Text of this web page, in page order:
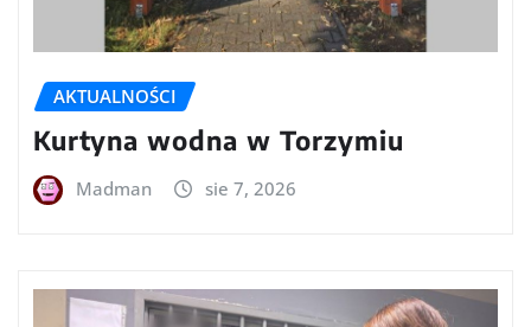
AKTUALNOŚCI
Kurtyna wodna w Torzymiu
Madman sie 7, 2026